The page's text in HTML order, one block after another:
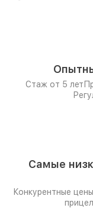
Стаж от 5 лет
Самые
Конкурентные